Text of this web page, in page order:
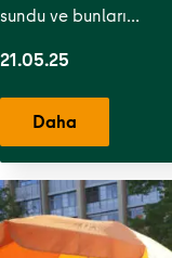
sundu ve bunları…
21.05.25
Daha